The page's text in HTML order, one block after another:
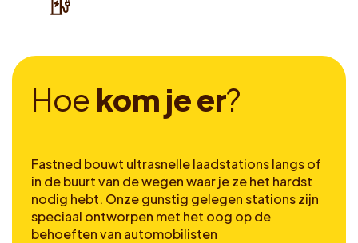
Hoe kom jeer?
Fastned bouwt ultrasnelle laadstations langs of
in de buurt van de wegen waar je ze het hardst
nodig hebt. Onze gunstig gelegen stations zijn
speciaal ontworpen met het oog op de
behoeften van automobilisten